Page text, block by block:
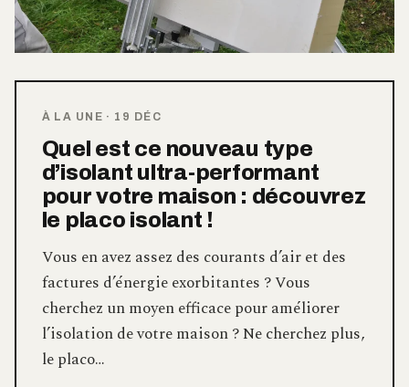
À LA UNE · 19 DÉC
Quel est ce nouveau type
d’isolant ultra-performant
pour votre maison : découvrez
le placo isolant !
Vous en avez assez des courants d’air et des
factures d’énergie exorbitantes ? Vous
cherchez un moyen efficace pour améliorer
l’isolation de votre maison ? Ne cherchez plus,
le placo…